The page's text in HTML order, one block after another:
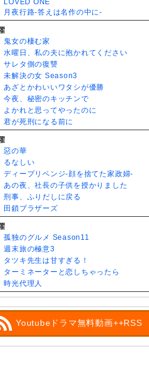
LOVED ONE
月夜行路-答えは名作の中に-
鬼女の棲む家
水曜日、私の夫に抱かれてください
サレタ側の復讐
未解決の女 Season3
あざとかわいいワタシが優勝
今夜、秘密のキッチンで
よかれと思ってやったのに
君が死刑になる前に
惡の華
るなしい
ディープリベンジ-顔を捨てた家政婦-
あの夜、社長の子供を授かりました
刑事、ふりだしに戻る
田鎖ブラザーズ
孤独のグルメ Season11
週末旅の極意3
タツキ先生は甘すぎる！
ターミネーターと恋しちゃったら
時光代理人
Youtubeドラマ無料動画++RSS